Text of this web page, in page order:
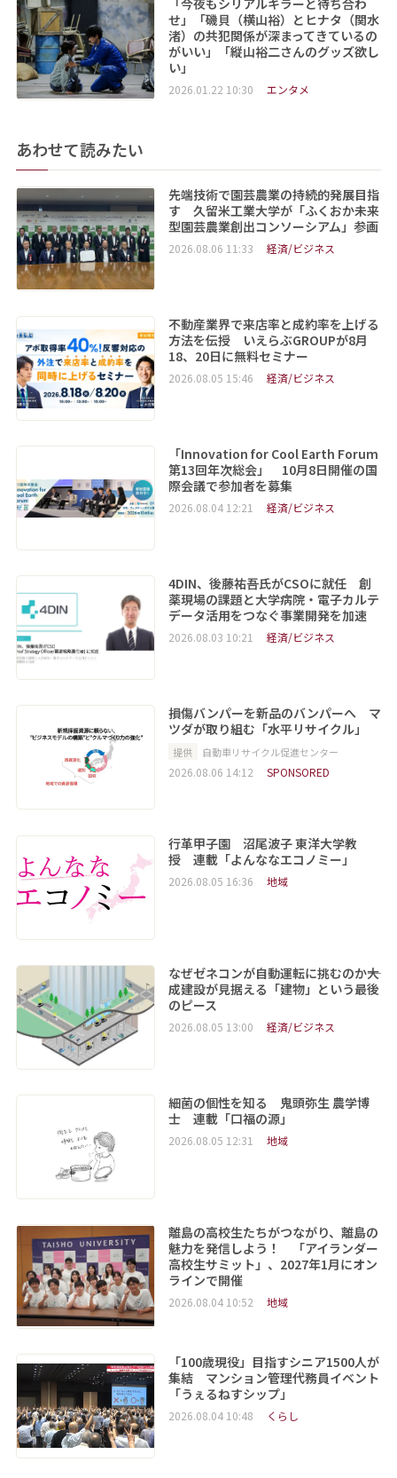
せ」「磯貝（横山裕）とヒナタ（関水
渚）の共犯関係が深まってきているの
がいい」「縦山裕二さんのグッズ欲し
い」
2026.01.22 10:30 エンタメ
あわせて読みたい
先端技術で園芸農業の持続的発展目指
す 久留米工業大学が「ふくおか未来
型園芸農業創出コンソーシアム」参画
2026.08.06 11:33 経済/ビジネス
不動産業界で来店率と成約率を上げる
方法を伝授 いえらぶGROUPが8月
18、20日に無料セミナー
2026.08.05 15:46 経済/ビジネス
「Innovation for Cool Earth Forum
第13回年次総会」 10月8日開催の国
際会議で参加者を募集
2026.08.04 12:21 経済/ビジネス
4DIN、後藤祐吾氏がCSOに就任 創
薬現場の課題と大学病院・電子カルテ
データ活用をつなぐ事業開発を加速
2026.08.03 10:21 経済/ビジネス
損傷バンパーを新品のバンパーへ マ
ツダが取り組む「水平リサイクル」
提供 自動車リサイクル促進センター
2026.08.06 14:12 SPONSORED
行革甲子園 沼尾波子 東洋大学教
授 連載「よんななエコノミー」
2026.08.05 16:36 地域
なぜゼネコンが自動運転に挑むのか――大
成建設が見据える「建物」という最後
のピース
2026.08.05 13:00 経済/ビジネス
細菌の個性を知る 鬼頭弥生 農学博
士 連載「口福の源」
2026.08.05 12:31 地域
離島の高校生たちがつながり、離島の
魅力を発信しよう！ 「アイランダー
高校生サミット」、2027年1月にオン
ラインで開催
2026.08.04 10:52 地域
「100歳現役」目指すシニア1500人が
集結 マンション管理代務員イベント
「うぇるねすシップ」
2026.08.04 10:48 くらし